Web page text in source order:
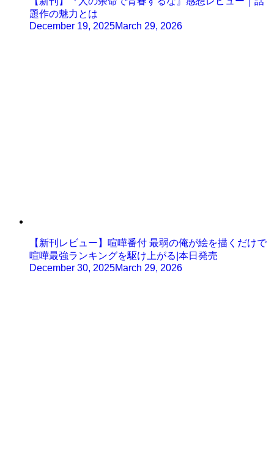
題作の魅力とは
December 19, 2025March 29, 2026
【新刊レビュー】喧嘩番付 最弱の俺が絵を描くだけで
喧嘩最強ランキングを駆け上がる|本日発売
December 30, 2025March 29, 2026